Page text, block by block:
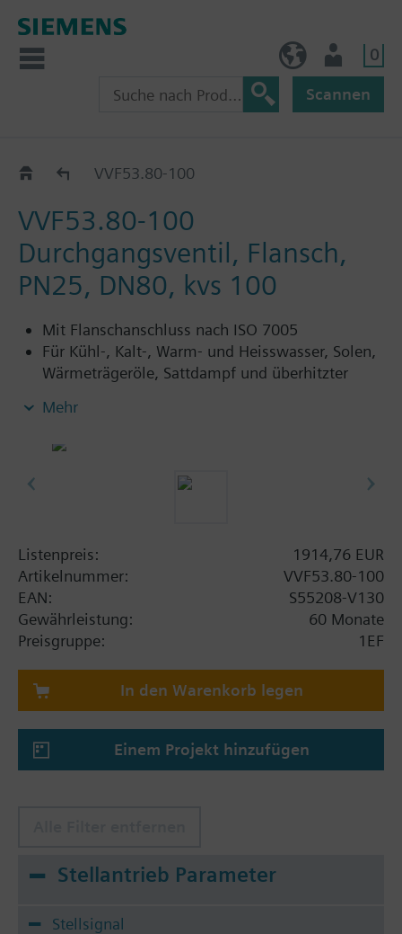
0
Scannen
VVF53..VVF53.80-100
VVF53.80-100
Durchgangsventil, Flansch,
PN25, DN80, kvs 100
Mit Flanschanschluss nach ISO 7005
Für Kühl-, Kalt-, Warm- und Heisswasser, Solen,
Wärmeträgeröle, Sattdampf und überhitzter
Kreisläufen
Zusatzinformation
Bei Verwendung der Ventile der Baureihen V..F43..
Mehr
Listenpreis:
1914,76 EUR
Artikelnummer:
VVF53.80-100
EAN:
S55208-V130
Gewährleistung:
60 Monate
Preisgruppe:
1EF
In den Warenkorb legen
Einem Projekt hinzufügen
Stellantrieb Parameter
Stellsignal